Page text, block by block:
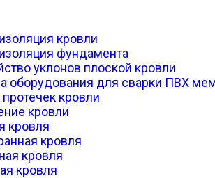
кровли
фундамента
уклонов плоской кровли
оборудования для сварки ПВХ
кровли
кровли
кровля
кровля
кровля
кровля